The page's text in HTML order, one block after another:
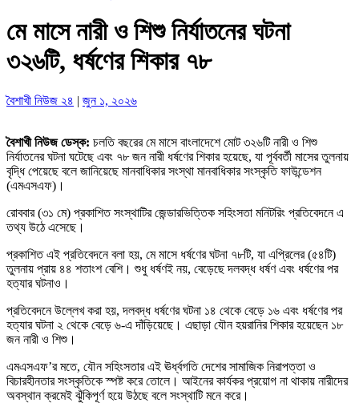
মে মাসে নারী ও শিশু নির্যাতনের ঘটনা
৩২৬টি, ধর্ষণের শিকার ৭৮
বৈশাখী নিউজ ২৪ | জুন ১, ২০২৬
বৈশাখী নিউজ ডেস্ক: চলতি বছরের মে মাসে বাংলাদেশে মোট ৩২৬টি নারী ও শিশু
নির্যাতনের ঘটনা ঘটেছে এবং ৭৮ জন নারী ধর্ষণের শিকার হয়েছে, যা পূর্ববর্তী মাসের তুলনায়
বৃদ্ধি পেয়েছে বলে জানিয়েছে মানবাধিকার সংস্থা মানবাধিকার সংস্কৃতি ফাউন্ডেশন
(এমএসএফ)।
রোববার (৩১ মে) প্রকাশিত সংস্থাটির জেন্ডারভিত্তিক সহিংসতা মনিটরিং প্রতিবেদনে এ
তথ্য উঠে এসেছে।
প্রকাশিত এই প্রতিবেদনে বলা হয়, মে মাসে ধর্ষণের ঘটনা ৭৮টি, যা এপ্রিলের (৫৪টি)
তুলনায় প্রায় ৪৪ শতাংশ বেশি। শুধু ধর্ষণই নয়, বেড়েছে দলবদ্ধ ধর্ষণ এবং ধর্ষণের পর
হত্যার ঘটনাও।
প্রতিবেদনে উল্লেখ করা হয়, দলবদ্ধ ধর্ষণের ঘটনা ১৪ থেকে বেড়ে ১৬ এবং ধর্ষণের পর
হত্যার ঘটনা ২ থেকে বেড়ে ৬-এ দাঁড়িয়েছে। এছাড়া যৌন হয়রানির শিকার হয়েছেন ১৮
জন নারী ও শিশু।
এমএসএফ’র মতে, যৌন সহিংসতার এই ঊর্ধ্বগতি দেশের সামাজিক নিরাপত্তা ও
বিচারহীনতার সংস্কৃতিকে স্পষ্ট করে তোলে। আইনের কার্যকর প্রয়োগ না থাকায় নারীদের
অবস্থান ক্রমেই ঝুঁকিপূর্ণ হয়ে উঠছে বলে সংস্থাটি মনে করে।